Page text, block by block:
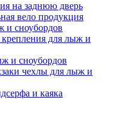
на заднюю дверь
вело продукция
и сноубордов
для лыж и
и сноубордов
чехлы для лыж и
и каяка